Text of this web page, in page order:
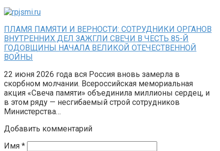
ПЛАМЯ ПАМЯТИ И ВЕРНОСТИ: СОТРУДНИКИ ОРГАНОВ
ВНУТРЕННИХ ДЕЛ ЗАЖГЛИ СВЕЧИ В ЧЕСТЬ 85-Й
ГОДОВЩИНЫ НАЧАЛА ВЕЛИКОЙ ОТЕЧЕСТВЕННОЙ
ВОЙНЫ
22 июня 2026 года вся Россия вновь замерла в
скорбном молчании. Всероссийская мемориальная
акция «Свеча памяти» объединила миллионы сердец, и
в этом ряду — несгибаемый строй сотрудников
Министерства…
Добавить комментарий
Имя *